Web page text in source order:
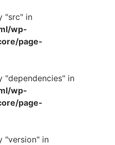
"src" in
wp-
page-
"dependencies" in
wp-
page-
"version" in